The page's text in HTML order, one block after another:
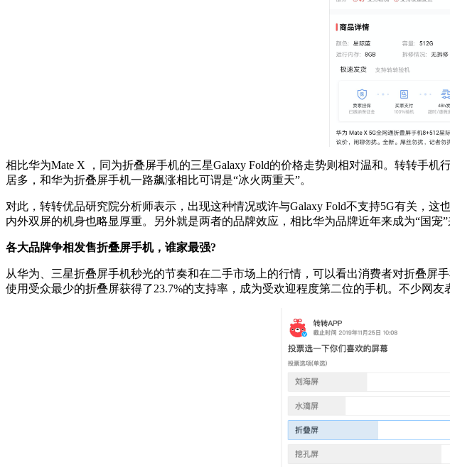
相比华为Mate X ，同为折叠屏手机的三星Galaxy Fold的价格走势则相对温和。转转手
居多，和华为折叠屏手机一路飙涨相比可谓是“冰火两重天”。
对此，转转优品研究院分析师表示，出现这种情况或许与Galaxy Fold不支持5G有关，
内外双屏的机身也略显厚重。另外就是两者的品牌效应，相比华为品牌近年来成为“国
各大品牌争相发售折叠屏手机，谁家最强?
从华为、三星折叠屏手机秒光的节奏和在二手市场上的行情，可以看出消费者对折叠屏
使用受众最少的折叠屏获得了23.7%的支持率，成为受欢迎程度第二位的手机。不少网